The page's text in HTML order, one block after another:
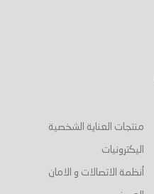
منتجات العناية الشخصية
اليكترونيات
أنظمة الاتصالات و الامان